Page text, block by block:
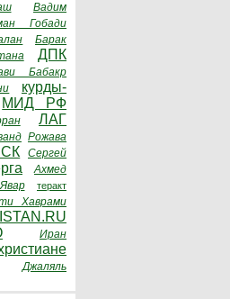
Вадим
Гобади
Барак
ДПК
Бабакр
курды-
МИД РФ
ЛАГ
Рожава
Сергей
Ахмед
теракт
Хаврами
Иран
Джаляль